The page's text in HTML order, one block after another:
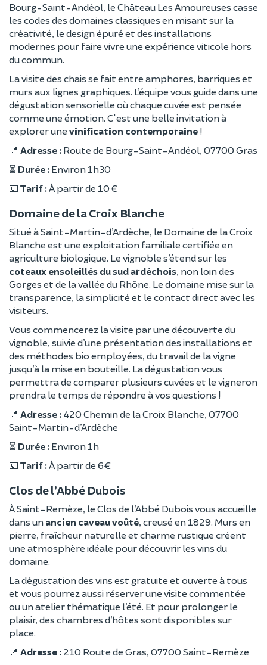
Bourg-Saint-Andéol, le Château Les Amoureuses casse
les codes des domaines classiques en misant sur la
créativité, le design épuré et des installations
modernes pour faire vivre une expérience viticole hors
du commun.
La visite des chais se fait entre amphores, barriques et
murs aux lignes graphiques. L’équipe vous guide dans une
dégustation sensorielle où chaque cuvée est pensée
comme une émotion. C'est une belle invitation à
explorer une vinification contemporaine !
📍 Adresse : Route de Bourg-Saint-Andéol, 07700 Gras
⏳ Durée : Environ 1h30
💶 Tarif :À partir de 10 €
Domaine de la Croix Blanche
Situé à Saint-Martin-d’Ardèche, le Domaine de la Croix
Blanche est une exploitation familiale certifiée en
agriculture biologique. Le vignoble s’étend sur les
coteaux ensoleillés du sud ardéchois, non loin des
Gorges et de la vallée du Rhône. Le domaine mise sur la
transparence, la simplicité et le contact direct avec les
visiteurs.
Vous commencerez la visite par une découverte du
vignoble, suivie d’une présentation des installations et
des méthodes bio employées, du travail de la vigne
jusqu’à la mise en bouteille. La dégustation vous
permettra de comparer plusieurs cuvées et le vigneron
prendra le temps de répondre à vos questions !
📍 Adresse : 420 Chemin de la Croix Blanche, 07700
Saint-Martin-d’Ardèche
⏳ Durée : Environ 1h
💶 Tarif :À partir de 6 €
Clos de l’Abbé Dubois
À Saint-Remèze, le Clos de l’Abbé Dubois vous accueille
dans un ancien caveau voûté, creusé en 1829. Murs en
pierre, fraîcheur naturelle et charme rustique créent
une atmosphère idéale pour découvrir les vins du
domaine.
La dégustation des vins est gratuite et ouverte à tous
et vous pourrez aussi réserver une visite commentée
ou un atelier thématique l’été. Et pour prolonger le
plaisir, des chambres d’hôtes sont disponibles sur
place.
📍 Adresse : 210 Route de Gras, 07700 Saint-Remèze